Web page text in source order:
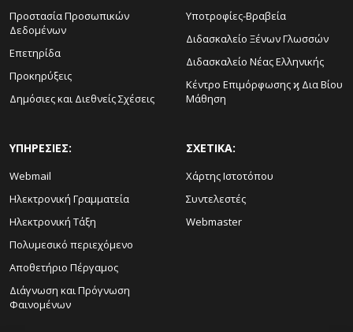
Προστασία Προσωπικών
Δεδομένων
Επετηρίδα
Προκηρύξεις
Δημόσιες και Διεθνείς Σχέσεις
Υποτροφίες-Βραβεία
Διδασκαλείο Ξένων Γλωσσών
Διδασκαλείο Νέας Ελληνικής
Κέντρο Επιμόρφωσης ϗ Δια Βίου
Μάθηση
ΥΠΗΡΕΣΙΕΣ:
Webmail
Ηλεκτρονική Γραμματεία
Ηλεκτρονική Τάξη
Πολυμεσικό περιεχόμενο
Αποθετήριο Πέργαμος
Διάγνωση και Πρόγνωση
Φαινομένων
ΣΧΕΤΙΚΑ:
Χάρτης Ιστοτόπου
Συντελεστές
Webmaster